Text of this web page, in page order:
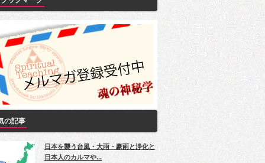
の記事
日本を襲う台風・大雨・豪雨と浄化と
日本人のカルマや...